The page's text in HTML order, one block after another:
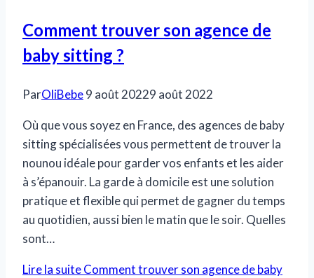
Comment trouver son agence de
baby sitting ?
ParOliBebe9 août 20229 août 2022
Où que vous soyez en France, des agences de baby
sitting spécialisées vous permettent de trouver la
nounou idéale pour garder vos enfants et les aider
à s’épanouir. La garde à domicile est une solution
pratique et flexible qui permet de gagner du temps
au quotidien, aussi bien le matin que le soir. Quelles
sont…
Lire la suiteComment trouver son agence de baby